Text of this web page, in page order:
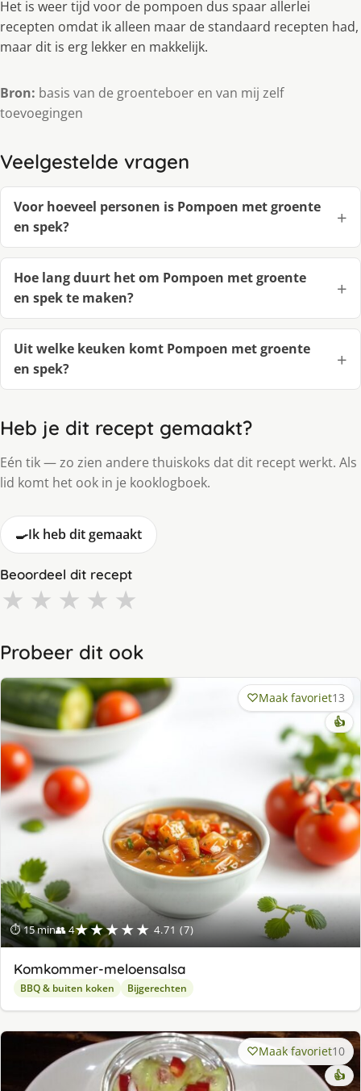
Het is weer tijd voor de pompoen dus spaar allerlei
recepten omdat ik alleen maar de standaard recepten had,
maar dit is erg lekker en makkelijk.
Bron: basis van de groenteboer en van mij zelf
toevoegingen
Veelgestelde vragen
Voor hoeveel personen is Pompoen met groente
en spek?
Hoe lang duurt het om Pompoen met groente
en spek te maken?
Uit welke keuken komt Pompoen met groente
en spek?
Heb je dit recept gemaakt?
Eén tik — zo zien andere thuiskoks dat dit recept werkt. Als
lid komt het ook in je kooklogboek.
🍳Ik heb dit gemaakt
Beoordeel dit recept
★ ★ ★ ★ ★
Probeer dit ook
⏱ 15 min👥 4★★★★★ 4.71 (7)
Maak favoriet13
👍
Komkommer-meloensalsa
BBQ & buiten koken Bijgerechten
Maak favoriet10
👍